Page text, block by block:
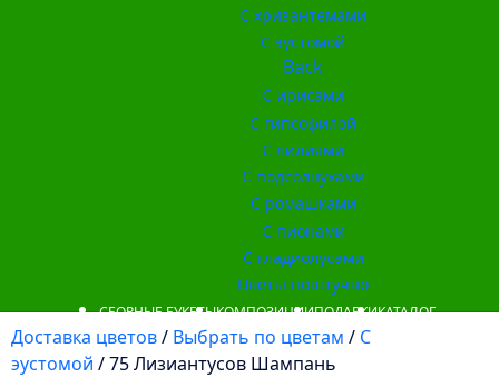
С хризантемами
С эустомой
Back
С ирисами
С гипсофилой
С лилиями
С подсолнухами
С ромашками
С пионами
С гладиолусами
Цветы поштучно
СБОРНЫЕ БУКЕТЫКОМПОЗИЦИИПОДАРКИКАТАЛОГ
Доставка цветов/ Выбрать по цветам / С
эустомой / 75 Лизиантусов Шампань